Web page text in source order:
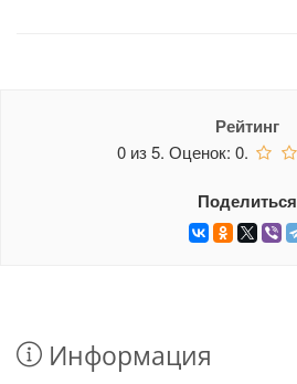
Рейтинг
0 из5. Оценок:0.
Поделиться
Информация